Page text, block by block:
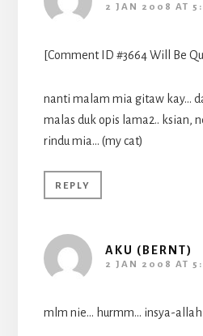
2 JAN 2008 AT
[Comment ID #3664 Will Be
nanti malam mia gitaw kay…
malas duk opis lama2.. ksian,
rindu mia… (my cat)
REPLY
AKU (BERNT)
2 JAN 2008 AT
mlm nie… hurmm… insya-allah